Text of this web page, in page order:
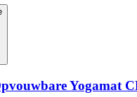
Yogamat